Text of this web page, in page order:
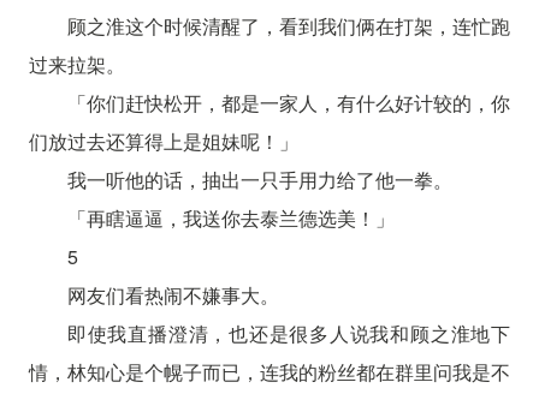
顾之淮这个时候清醒了，看到我们俩在打架，连忙跑
过来拉架。
「你们赶快松开，都是一家人，有什么好计较的，你
们放过去还算得上是姐妹呢！」
我一听他的话，抽出一只手用力给了他一拳。
「再瞎逼逼，我送你去泰兰德选美！」
5
网友们看热闹不嫌事大。
即使我直播澄清，也还是很多人说我和顾之淮地下
情，林知心是个幌子而已，连我的粉丝都在群里问我是不